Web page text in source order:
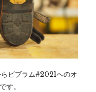
ビブラム#2021へのオ
す。